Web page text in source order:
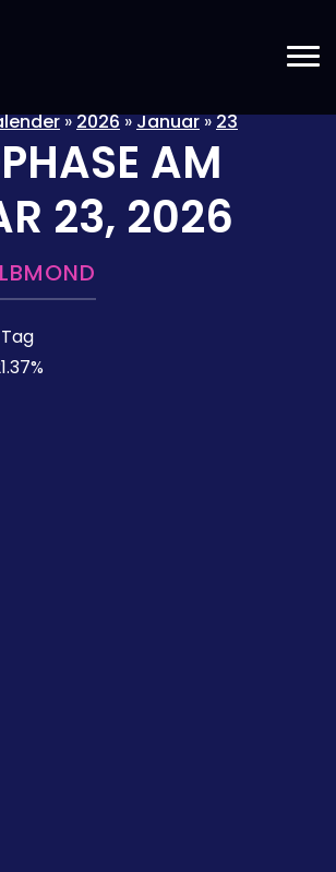
»2026»Januar»23
AM
23, 2026